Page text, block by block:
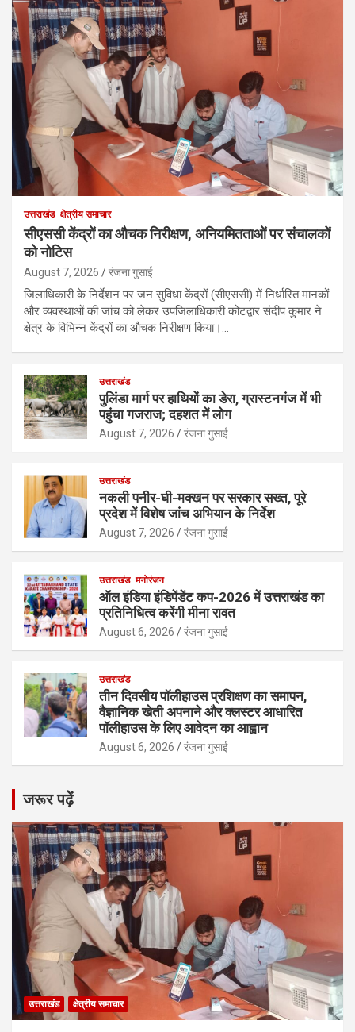
उत्तराखंड क्षेत्रीय समाचार
सीएससी केंद्रों का औचक निरीक्षण, अनियमितताओं पर संचालकों
को नोटिस
August 7, 2026 रंजना गुसाई
जिलाधिकारी के निर्देशन पर जन सुविधा केंद्रों (सीएससी) में निर्धारित मानकों
और व्यवस्थाओं की जांच को लेकर उपजिलाधिकारी कोटद्वार संदीप कुमार ने
क्षेत्र के विभिन्न केंद्रों का औचक निरीक्षण किया।…
उत्तराखंड
पुलिंडा मार्ग पर हाथियों का डेरा, ग्रास्टनगंज में भी
पहुंचा गजराज; दहशत में लोग
August 7, 2026 रंजना गुसाई
उत्तराखंड
नकली पनीर-घी-मक्खन पर सरकार सख्त, पूरे
प्रदेश में विशेष जांच अभियान के निर्देश
August 7, 2026 रंजना गुसाई
उत्तराखंड मनोरंजन
ऑल इंडिया इंडिपेंडेंट कप-2026 में उत्तराखंड का
प्रतिनिधित्व करेंगी मीना रावत
August 6, 2026 रंजना गुसाई
उत्तराखंड
तीन दिवसीय पॉलीहाउस प्रशिक्षण का समापन,
वैज्ञानिक खेती अपनाने और क्लस्टर आधारित
पॉलीहाउस के लिए आवेदन का आह्वान
August 6, 2026 रंजना गुसाई
जरूर पढ़ें
उत्तराखंड क्षेत्रीय समाचार